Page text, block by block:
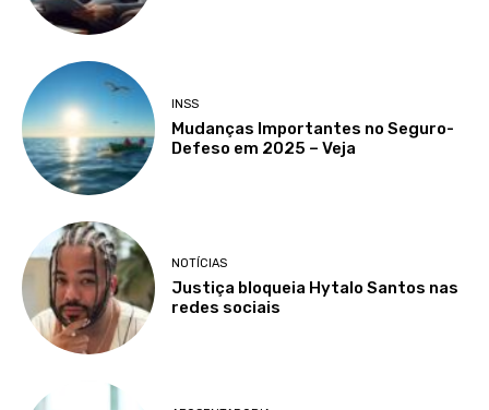
INSS
Mudanças Importantes no Seguro-
Defeso em 2025 – Veja
NOTÍCIAS
Justiça bloqueia Hytalo Santos nas
redes sociais